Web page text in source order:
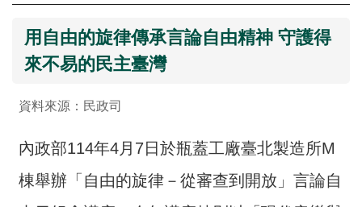
本
部
用自由的旋律傳承言論自由精神 守護得
來不易的民主臺灣
資料來源：民政司
內政部114年4月7日於瓶蓋工廠臺北製造所M
棟舉辦「自由的旋律－從審查到開放」言論自